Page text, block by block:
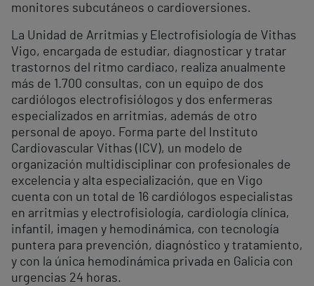
monitores subcutáneos o cardioversiones.
La Unidad de Arritmias y Electrofisiología de Vithas
Vigo, encargada de estudiar, diagnosticar y tratar
trastornos del ritmo cardiaco, realiza anualmente
más de 1.700 consultas, con un equipo de dos
cardiólogos electrofisiólogos y dos enfermeras
especializados en arritmias, además de otro
personal de apoyo. Forma parte del Instituto
Cardiovascular Vithas (ICV), un modelo de
organización multidisciplinar con profesionales de
excelencia y alta especialización, que en Vigo
cuenta con un total de 16 cardiólogos especialistas
en arritmias y electrofisiología, cardiología clínica,
infantil, imagen y hemodinámica, con tecnología
puntera para prevención, diagnóstico y tratamiento,
y con la única hemodinámica privada en Galicia con
urgencias 24 horas.